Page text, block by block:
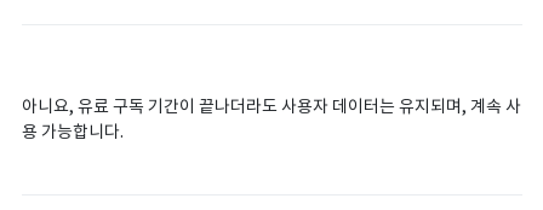
아니요, 유료 구독 기간이 끝나더라도 사용자 데이터는 유지되며, 계속 사
용 가능합니다.